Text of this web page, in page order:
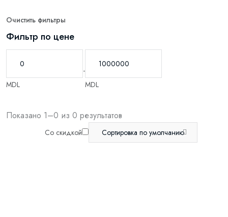
Очистить фильтры
Фильтр по цене
MDL
-
MDL
Показано 1–0 из 0 результатов
Со скидкой Сортировка по умолчанию